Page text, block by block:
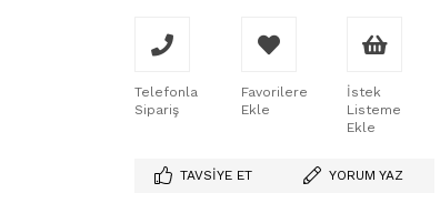
Telefonla
Sipariş
Favorilere
Ekle
İstek
Listeme
Ekle
TAVSIYE ET YORUM YAZ